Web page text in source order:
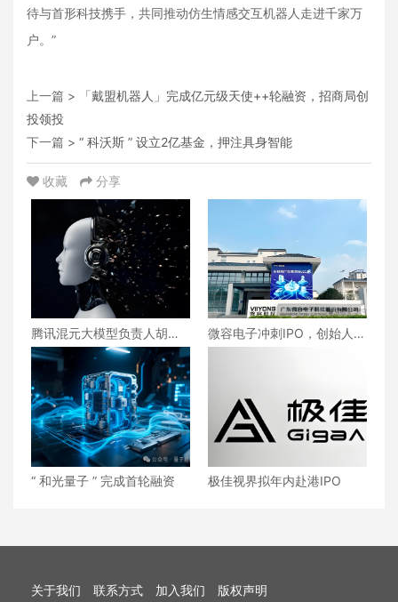
待与首形科技携手，共同推动仿生情感交互机器人走进千家万
户。”
上一篇 >
「戴盟机器人」完成亿元级天使++轮融资，招商局创
投领投
下一篇 > “ 科沃斯 ” 设立2亿基金，押注具身智能
收藏 分享
腾讯混元大模型负责人胡瀚
离职创业，创业方向为 “具身
大脑”+“世界模型”
微容电子冲刺IPO，创始人为
前康佳总裁陈伟荣
“ 和光量子 ” 完成首轮融资 极佳视界拟年内赴港IPO
关于我们 联系方式 加入我们 版权声明